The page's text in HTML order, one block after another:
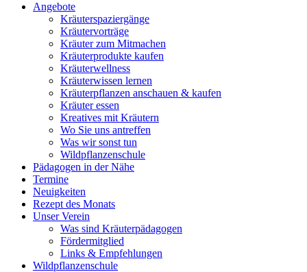
Angebote
Kräuterspaziergänge
Kräutervorträge
Kräuter zum Mitmachen
Kräuterprodukte kaufen
Kräuterwellness
Kräuterwissen lernen
Kräuterpflanzen anschauen & kaufen
Kräuter essen
Kreatives mit Kräutern
Wo Sie uns antreffen
Was wir sonst tun
Wildpflanzenschule
Pädagogen in der Nähe
Termine
Neuigkeiten
Rezept des Monats
Unser Verein
Was sind Kräuterpädagogen
Fördermitglied
Links & Empfehlungen
Wildpflanzenschule